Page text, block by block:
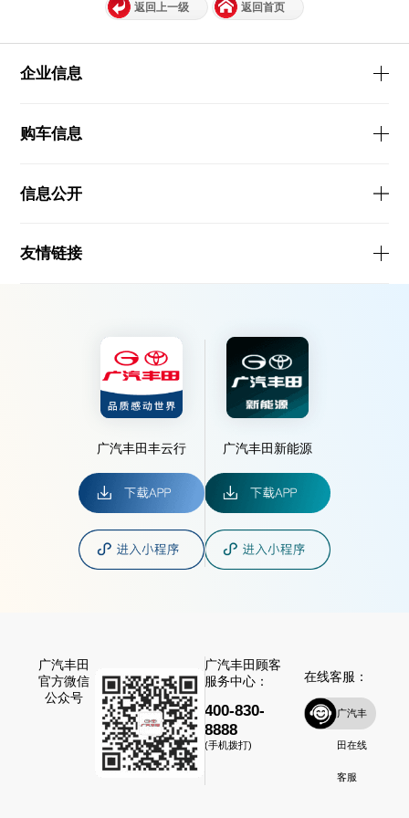
返回上一级 返回首页
企业信息
购车信息
信息公开
友情链接
广汽丰田丰云行 广汽丰田新能源
广汽丰田
官方微信
公众号
广汽丰田顾客
服务中心：
400-830-
8888
(手机拨打)
在线客服：
广汽丰
田在线
客服